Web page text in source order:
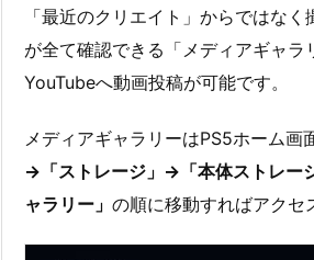
「最近のクリエイト」からではな
が全て確認できる「メディアギャラ
YouTubeへ動画投稿が可能です。
メディアギャラリーはPS5ホーム画
→「ストレージ」→「本体ストレー
ャラリー」 の順に移動すればアクセ